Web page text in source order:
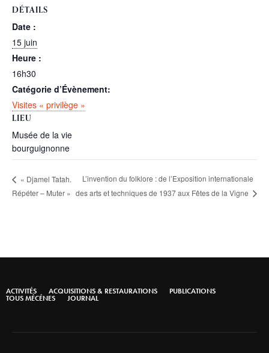
DÉTAILS
Date :
15 juin
Heure :
16h30
Catégorie d’Évènement:
Visites « privilège »
LIEU
Musée de la vie
bourguignonne
« Djamel Tatah.
Répéter – Muter »
L’invention du folklore : de l’Exposition internationale
des arts et techniques de 1937 aux Fêtes de la Vigne
ACTIVITÉS ACQUISITIONS & RESTAURATIONS PUBLICATIONS
TOUS MÉCÉNES JOURNAL